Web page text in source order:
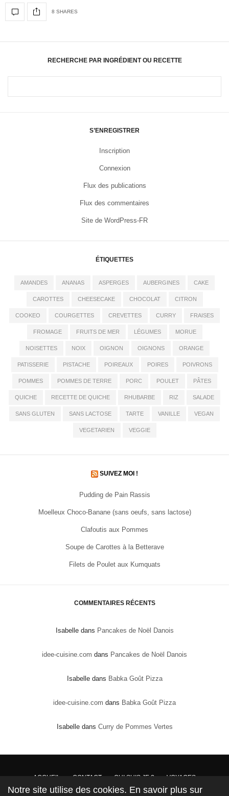
8 SHARES
RECHERCHE PAR INGRÉDIENT OU RECETTE
S’ENREGISTRER
Inscription
Connexion
Flux des publications
Flux des commentaires
Site de WordPress-FR
ÉTIQUETTES
AMANDES ANANAS ASPERGES AUBERGINES CAKE
CAROTTES CHEESECAKE CHOCOLAT CITRON
COOKEO COURGETTES CREVETTES CURRY FRAISES
FROMAGE FRUITS DE MER LÉGUMES MORUE
NOISETTES NOIX OIGNON OIGNONS ORANGE
PATISSERIE PISTACHE POIREAUX POIRES POIVRONS
POMMES POMMES DE TERRE PORC POULET PÂTES
QUICHE RECETTE DE QUICHE RHUBARBE RIZ SALADE
SANS GLUTEN SANS LACTOSE TARTE VANILLE VEGAN
VEGETARIEN VEGGIE
SUIVEZ MOI !
Pudding de Pain Rassis
Moelleux Choco-Banane (sans oeufs, sans lactose)
Clafoutis aux Pommes
Soupe de Carottes à la Betterave
Filets de Poulet aux Kumquats
COMMENTAIRES RÉCENTS
Isabelledans Pancakes de Noël Danois
idee-cuisine.com dans Pancakes de Noël Danois
Isabelledans Babka Goût Pizza
idee-cuisine.com dans Babka Goût Pizza
Isabelledans Curry de Pommes Vertes
ACCUEIL CONTACT QUI SUIS JE ? VOYAGES
DROITS DE PROPRIÉTÉ : Conformément à la loi, les textes, recettes et photos sont la
Notre site utilise des cookies. En savoir plus sur